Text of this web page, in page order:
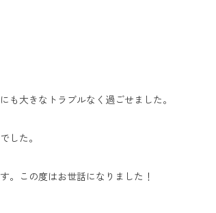
大きなトラブルなく過ごせました。
した。
。この度はお世話になりました！